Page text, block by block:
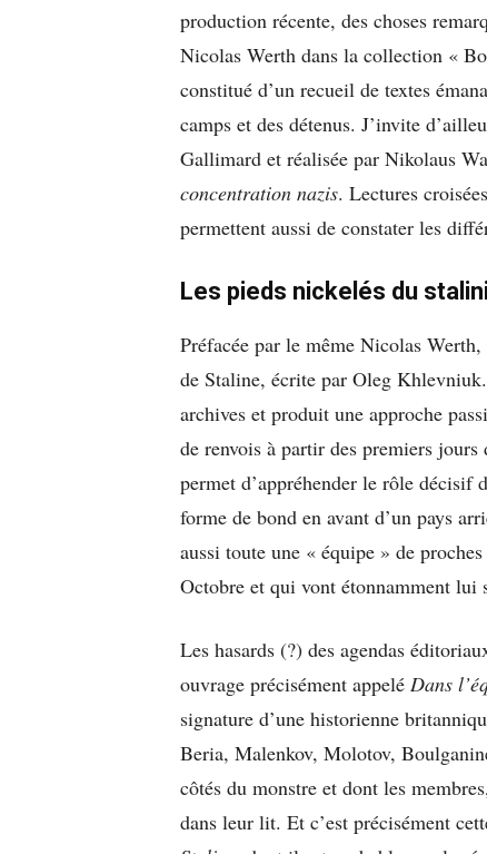
production récente, des choses
Nicolas Werth dans la collection «
constitué d’un recueil de textes
camps et des détenus. J’invite
Gallimard et réalisée par Nikolaus
concentration nazis. Lectures
permettent aussi de constater les
Les pieds nickelés du
Préfacée par le même Nicolas
de Staline, écrite par Oleg
archives et produit une approche
de renvois à partir des premiers
permet d’appréhender le rôle décisif
forme de bond en avant d’un pays
aussi toute une « équipe » de
Octobre et qui vont étonnamment lui
Les hasards (?) des agendas
ouvrage précisément appelé Dans
signature d’une historienne
Beria, Malenkov, Molotov,
côtés du monstre et dont les
dans leur lit. Et c’est précisément